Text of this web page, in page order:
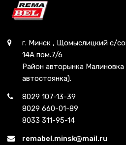
г. Минск , Щомыслицкий с/
14А пом.7/6
Район авторынка Малиновка
автостоянка).
8029 107-13-39
8029 660-01-89
8033 311-95-14
remabel.minsk@mail.ru